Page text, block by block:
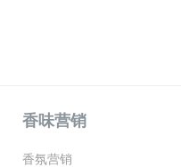
香味营销
香氛营销